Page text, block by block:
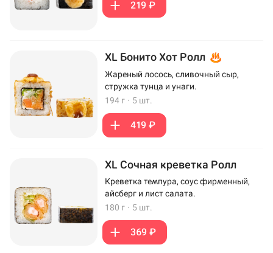
219 ₽
XL Бонито Хот Ролл
Жареный лосось, сливочный сыр,
стружка тунца и унаги.
194 г · 5 шт.
419 ₽
XL Сочная креветка Ролл
Креветка темпура, соус фирменный,
айсберг и лист салата.
180 г · 5 шт.
369 ₽